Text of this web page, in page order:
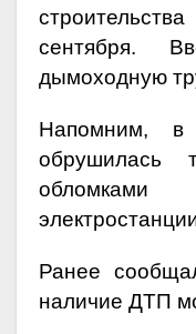
сентября.
дымоходную
Напомним, в
обломками
Ранее
наличие ДТП